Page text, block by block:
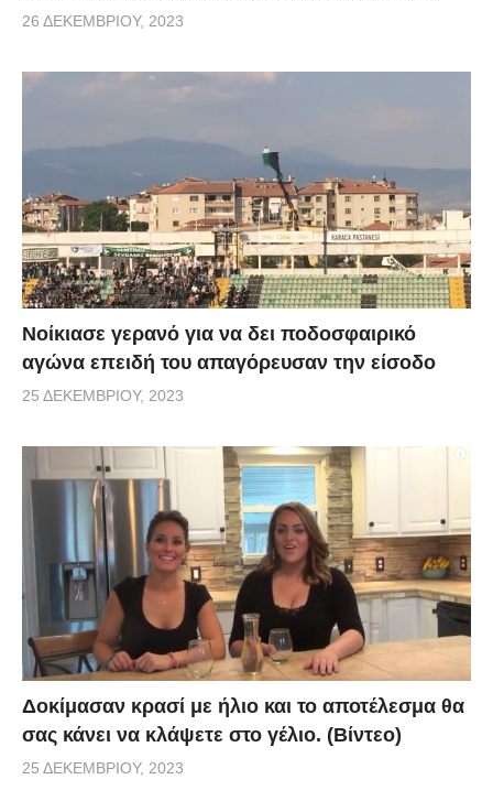
26 ΔΕΚΕΜΒΡΊΟΥ, 2023
Νοίκιασε γερανό για να δει ποδοσφαιρικό
αγώνα επειδή του απαγόρευσαν την είσοδο
25 ΔΕΚΕΜΒΡΊΟΥ, 2023
Δοκίμασαν κρασί με ήλιο και το αποτέλεσμα θα
σας κάνει να κλάψετε στο γέλιο. (Βίντεο)
25 ΔΕΚΕΜΒΡΊΟΥ, 2023